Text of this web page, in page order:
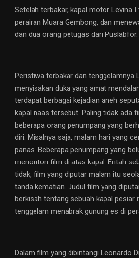
Setelah terbakar, kapal motor Levina I
perairan Muara Gembong, dan
dan dua orang petugas dari Puslabfor.
Peristiwa terbakar dan tenggelamnya
menyisakan duka yang amat
terdapat berbagai kejadian aneh
kapal naas tersebut. Paling tidak ada
beberapa orang penumpang yang
diri. Misalnya saja, malam hari yang
panas. Beberapa penumpang yang
menonton film di atas kapal. Entah
tidak, film yang diputar malam itu
tanda kematian. Judul film yang
berkisah tentang sebuah kapal pesiar
tenggelam menabrak gunung es di
Dalam film yang dibintangi Leonardo